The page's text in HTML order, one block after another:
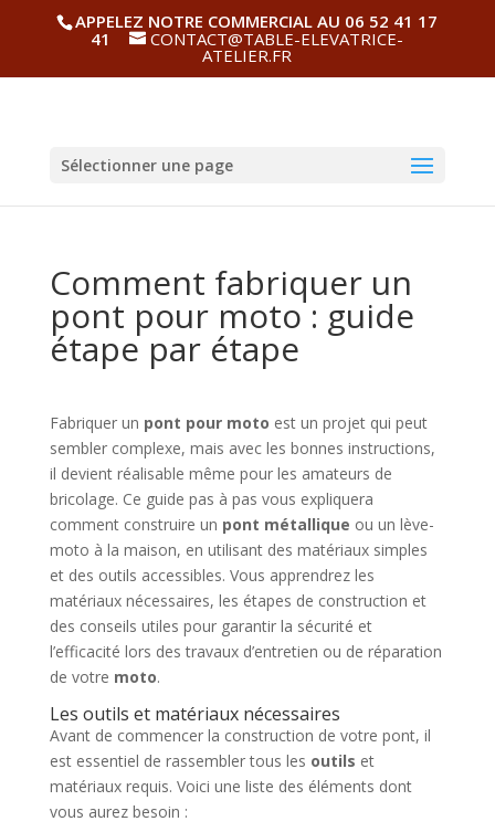
APPELEZ NOTRE COMMERCIAL AU 06 52 41 17
41
CONTACT@TABLE-ELEVATRICE-
ATELIER.FR
Sélectionner une page
Comment fabriquer un
pont pour moto : guide
étape par étape
Fabriquer un pont pour moto est un projet qui peut
sembler complexe, mais avec les bonnes instructions,
il devient réalisable même pour les amateurs de
bricolage. Ce guide pas à pas vous expliquera
comment construire un pont métallique ou un lève-
moto à la maison, en utilisant des matériaux simples
et des outils accessibles. Vous apprendrez les
matériaux nécessaires, les étapes de construction et
des conseils utiles pour garantir la sécurité et
l’efficacité lors des travaux d’entretien ou de réparation
de votre moto.
Les outils et matériaux nécessaires
Avant de commencer la construction de votre pont, il
est essentiel de rassembler tous les outils et
matériaux requis. Voici une liste des éléments dont
vous aurez besoin :